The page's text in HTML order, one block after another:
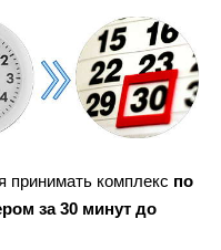
принимать комплекс по
за 30 минут до